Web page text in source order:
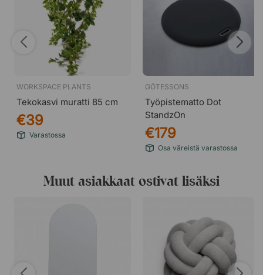
WORKSPACE PLANTS
Tekokasvi muratti 85 cm
€39
Varastossa
GÖTESSONS
Työpistematto Dot
StandzOn
€179
Osa väreistä varastossa
Muut asiakkaat ostivat lisäksi